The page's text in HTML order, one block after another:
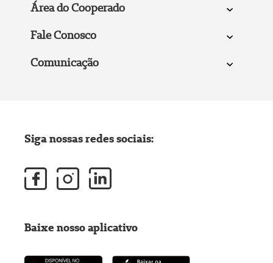
Área do Cooperado
Fale Conosco
Comunicação
Siga nossas redes sociais:
Baixe nosso aplicativo